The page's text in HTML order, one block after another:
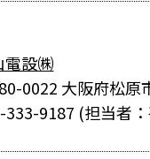
電設㈱
0022 大阪府松原
333-9187 (担当者